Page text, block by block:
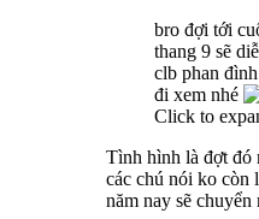
bro đợi tới
thang 9 sẽ
clb phan
đi xem nhé
Click to
Tình hình là đợt đó
các chú nói ko còn
năm nay sẽ